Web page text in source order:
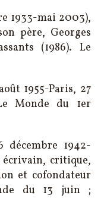
1933-mai 2003),
père, Georges
(1986). Le
1955-Paris, 27
Monde du 1er
décembre 1942-
écrivain, critique,
et cofondateur
du 13 juin ;